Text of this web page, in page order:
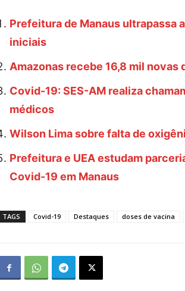
Prefeitura de Manaus ultrapassa
iniciais
Amazonas recebe 16,8 mil
Covid-19: SES-AM realiza
médicos
Wilson Lima sobre falta de
Prefeitura e UEA estudam
Covid-19 em Manaus
TAGS Covid-19 Destaques doses de vacina